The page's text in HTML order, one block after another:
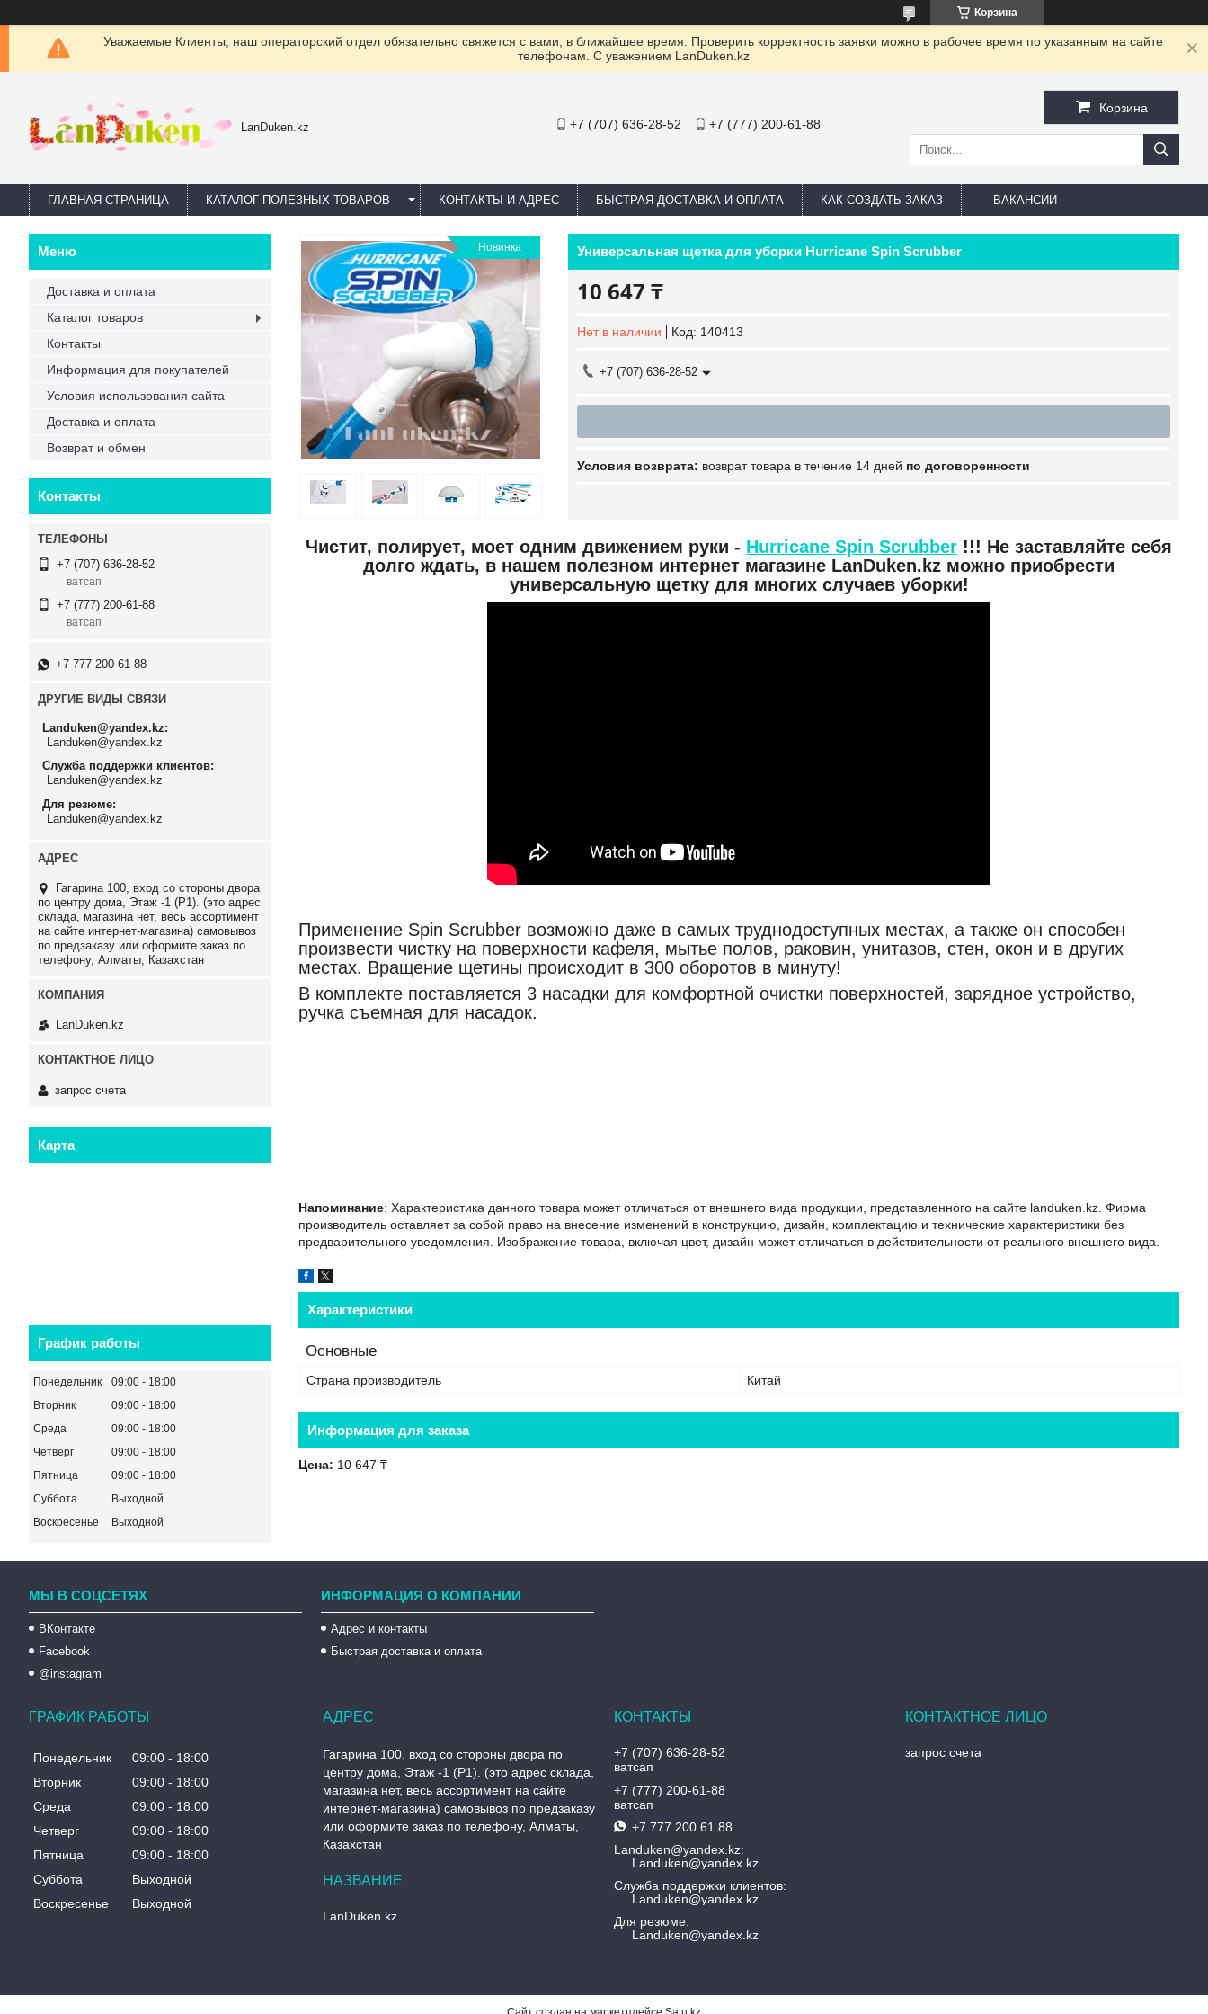
Корзина
Уважаемые Клиенты, наш операторский отдел обязательно свяжется с вами, в ближайшее время. Проверить корректность заявки можно в рабочее время по указанным на сайте
телефонам. С уважением LanDuken.kz
LanDuken.kz +7 (707) 636-28-52 +7 (777) 200-61-88
Корзина
ГЛАВНАЯ СТРАНИЦА КАТАЛОГ ПОЛЕЗНЫХ ТОВАРОВ КОНТАКТЫ И АДРЕС БЫСТРАЯ ДОСТАВКА И ОПЛАТА КАК СОЗДАТЬ ЗАКАЗ ВАКАНСИИ
Новинка Универсальная щетка для уборки Hurricane Spin Scrubber
10 647 ₸
Нет в наличии Код: 140413
+7 (707) 636-28-52
возврат товара в течение 14 дней по договоренности
Чистит, полирует, моет одним движением руки - Hurricane Spin Scrubber !!! Не заставляйте себя
долго ждать, в нашем полезном интернет магазине LanDuken.kz можно приобрести
универсальную щетку для многих случаев уборки!
Применение Spin Scrubber возможно даже в самых труднодоступных местах, а также он способен
произвести чистку на поверхности кафеля, мытье полов, раковин, унитазов, стен, окон и в других
местах. Вращение щетины происходит в 300 оборотов в минуту!
В комплекте поставляется 3 насадки для комфортной очистки поверхностей, зарядное устройство,
ручка съемная для насадок.
Напоминание: Характеристика данного товара может отличаться от внешнего вида продукции, представленного на сайте landuken.kz. Фирма
производитель оставляет за собой право на внесение изменений в конструкцию, дизайн, комплектацию и технические характеристики без
предварительного уведомления. Изображение товара, включая цвет, дизайн может отличаться в действительности от реального внешнего вида.
Характеристики
Основные
Страна производитель Китай
Информация для заказа
Цена: 10 647 ₸
Доставка и оплата
Каталог товаров
Контакты
Информация для покупателей
Условия использования сайта
Доставка и оплата
Возврат и обмен
Контакты
+7 (707) 636-28-52
ватсап
+7 (777) 200-61-88
ватсап
+7 777 200 61 88
ДРУГИЕ ВИДЫ СВЯЗИ
Landuken@yandex.kz
Landuken@yandex.kz
Служба поддержки клиентов
Landuken@yandex.kz
Для резюме
Landuken@yandex.kz
Гагарина 100, вход со стороны двора
по центру дома, Этаж -1 (P1). (это адрес
склада, магазина нет, весь ассортимент
на сайте интернет-магазина) самовывоз
по предзаказу или оформите заказ по
телефону, Алматы, Казахстан
LanDuken.kz
запрос счета
Карта
График работы
Понедельник 09:00
18:00
Вторник
09:00
18:00
Среда
09:00
18:00
Четверг
09:00
18:00
Пятница
09:00
18:00
Суббота
Выходной
Воскресенье
Выходной
МЫ В СОЦСЕТЯХ
ВКонтакте
Facebook
@instagram
ИНФОРМАЦИЯ О КОМПАНИИ
Адрес и контакты
Быстрая доставка и оплата
ГРАФИК РАБОТЫ
Понедельник 09:00
18:00
Вторник
09:00
18:00
Среда
09:00
18:00
Четверг
09:00
18:00
Пятница
09:00
18:00
Суббота
Выходной
Воскресенье
Выходной
Гагарина 100, вход со стороны двора по
центру дома, Этаж -1 (P1). (это адрес склада,
магазина нет, весь ассортимент на сайте
интернет-магазина) самовывоз по предзаказу
или оформите заказ по телефону, Алматы,
Казахстан
LanDuken.kz
+7 (707) 636-28-52
ватсап
+7 (777) 200-61-88
ватсап
+7 777 200 61 88
Landuken@yandex.kz
Landuken@yandex.kz
Служба поддержки клиентов
Landuken@yandex.kz
Для резюме
Landuken@yandex.kz
запрос счета